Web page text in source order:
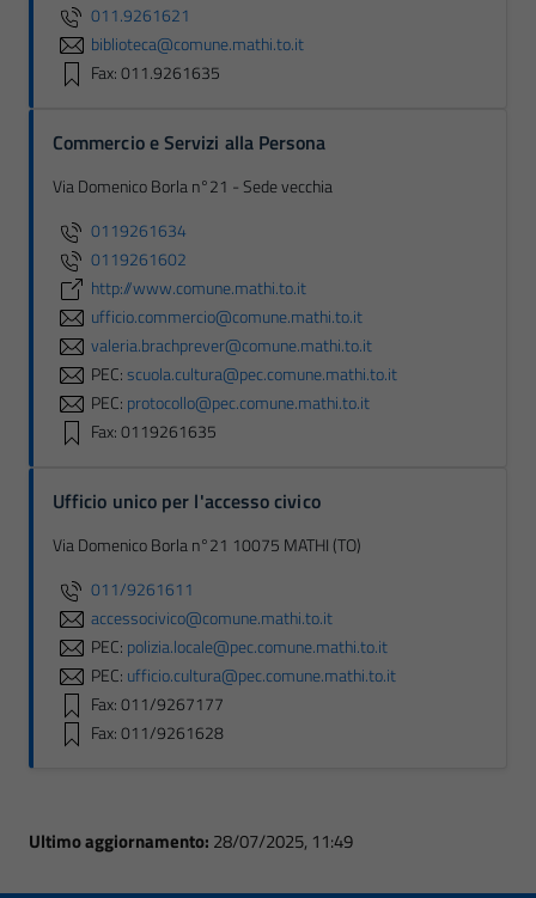
011.9261621
biblioteca@comune.mathi.to.it
Fax: 011.9261635
Commercio e Servizi alla Persona
Via Domenico Borla n°21 - Sede vecchia
0119261634
0119261602
http://www.comune.mathi.to.it
ufficio.commercio@comune.mathi.to.it
valeria.brachprever@comune.mathi.to.it
PEC:scuola.cultura@pec.comune.mathi.to.it
PEC: protocollo@pec.comune.mathi.to.it
Fax: 0119261635
Ufficio unico per l'accesso civico
Via Domenico Borla n°21 10075 MATHI (TO)
011/9261611
accessocivico@comune.mathi.to.it
PEC: polizia.locale@pec.comune.mathi.to.it
PEC: ufficio.cultura@pec.comune.mathi.to.it
Fax: 011/9267177
Fax: 011/9261628
Ultimo aggiornamento: 28/07/2025, 11:49